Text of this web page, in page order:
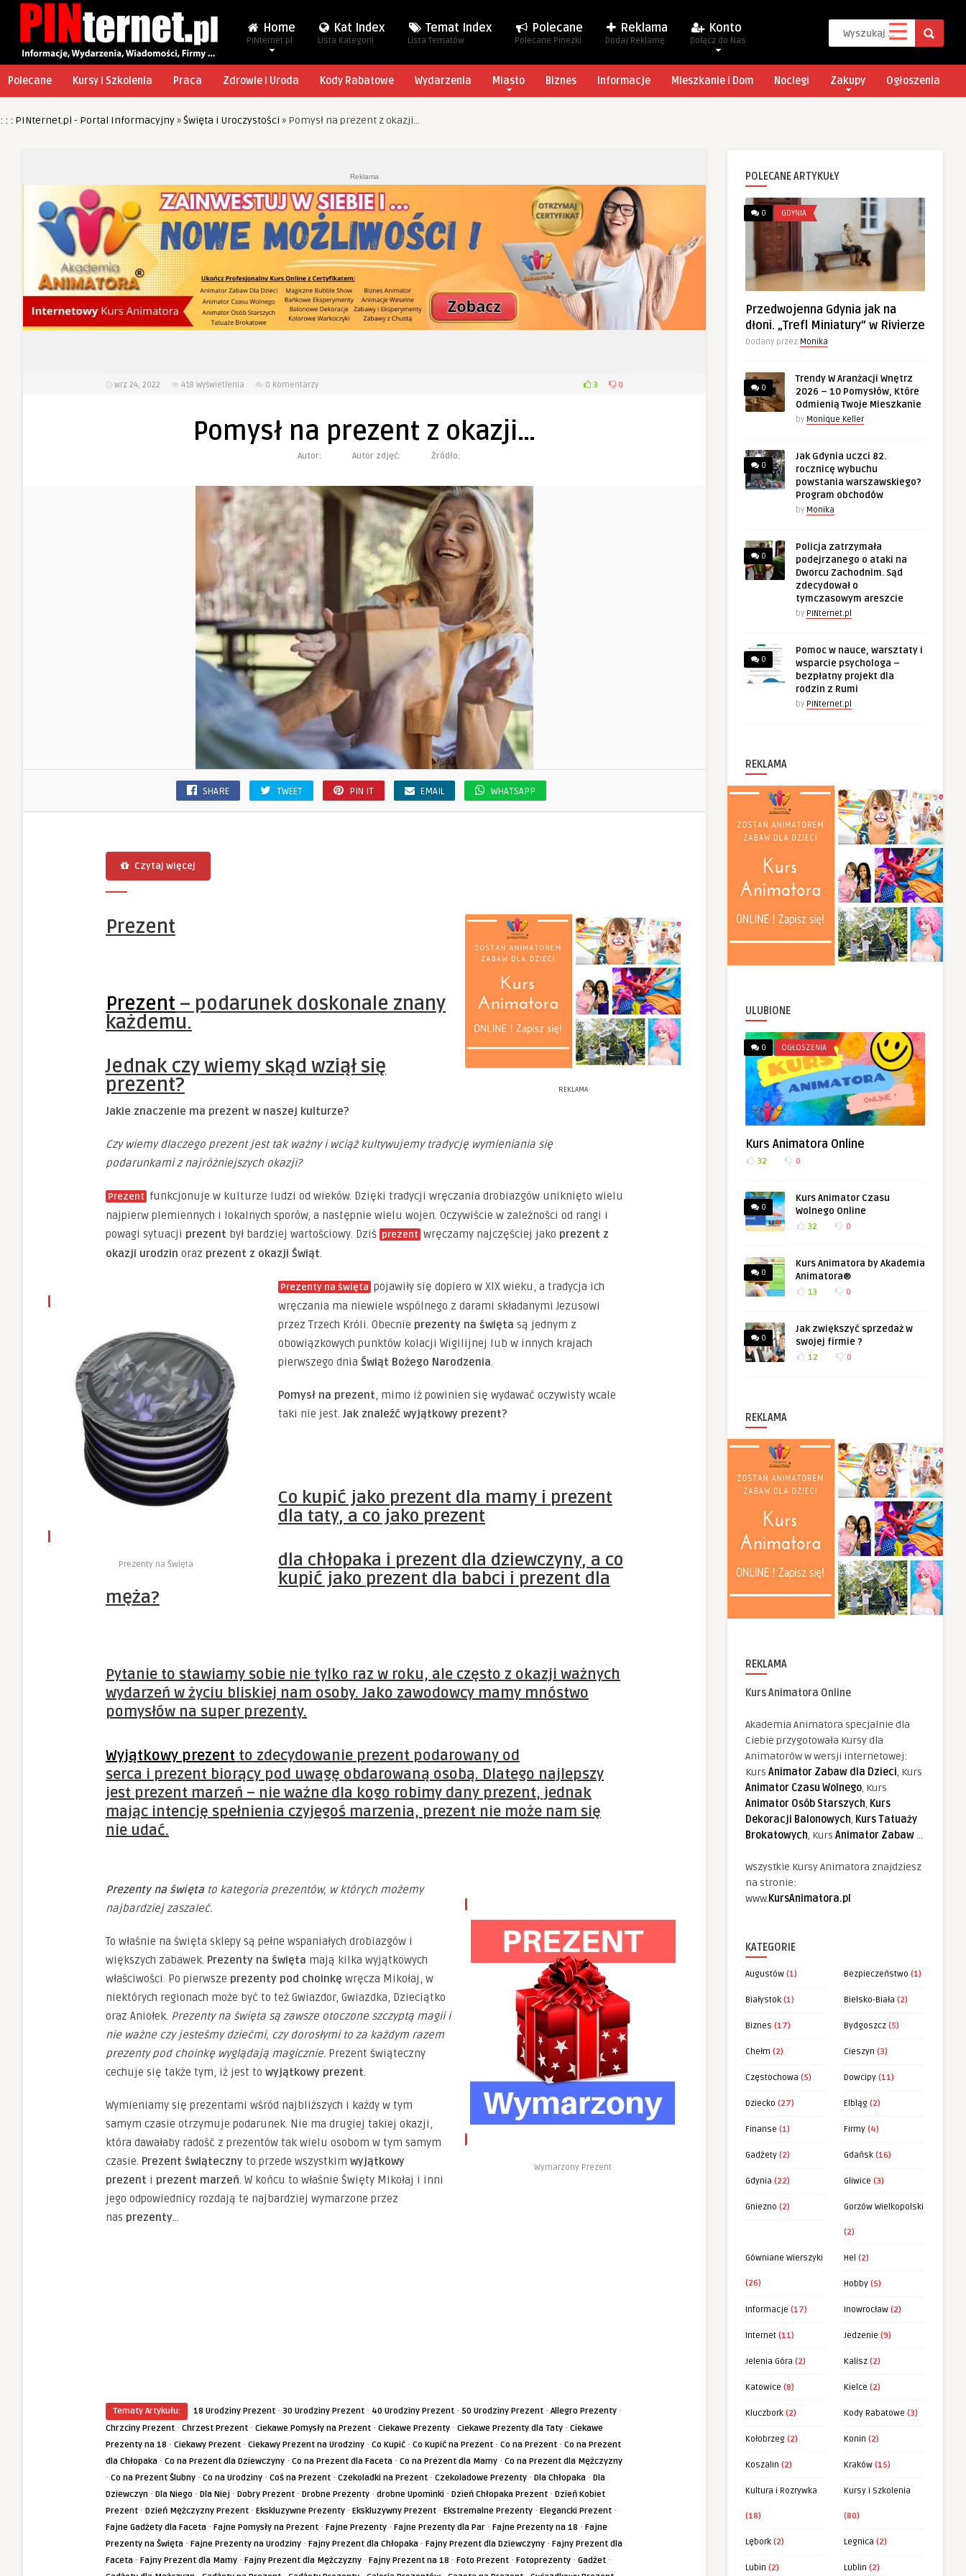
Home
PINternet.pl
Kat Index
Lista Kategorii
Temat Index
Lista Tematów
Polecane
Polecane Pinezki
Reklama
Dodaj Reklamę
Konto
Dołącz do Nas
Polecane Kursy i Szkolenia Praca Zdrowie i Uroda Kody Rabatowe Wydarzenia Miasto Biznes Informacje Mieszkanie i Dom Noclegi Zakupy Ogłoszenia
: : : PINternet.pl - Portal Informacyjny»Święta i Uroczystości » Pomysł na prezent z okazji…
Reklama
wrz 24, 2022 418 Wyświetlenia 0 Komentarzy 3 0
Pomysł na prezent z okazji…
Autor: Autor zdjęć: Żródło:
SHARE TWEET PIN IT EMAIL WHATSAPP
Czytaj więcej
REKLAMA
Prezent
Prezent – podarunek doskonale znany
każdemu.
Jednak czy wiemy skąd wziął się
prezent?
Jakie znaczenie ma prezent w naszej kulturze?
Czy wiemy dlaczego prezent jest tak ważny i wciąż kultywujemy tradycję wymieniania się
podarunkami z najróżniejszych okazji?
Prezent funkcjonuje w kulturze ludzi od wieków. Dzięki tradycji wręczania drobiazgów uniknięto wielu
najpierw plemiennych i lokalnych sporów, a następnie wielu wojen. Oczywiście w zależności od rangi i
powagi sytuacji prezent był bardziej wartościowy. Dziś prezent wręczamy najczęściej jako prezent z
okazji urodzin oraz prezent z okazji Świąt.
Prezenty na Święta
Prezenty na święta pojawiły się dopiero w XIX wieku, a tradycja ich
wręczania ma niewiele wspólnego z darami składanymi Jezusowi
przez Trzech Króli. Obecnie prezenty na święta są jednym z
obowiązkowych punktów kolacji Wigilijnej lub w innych krajach
pierwszego dnia Świąt Bożego Narodzenia.
Pomysł na prezent, mimo iż powinien się wydawać oczywisty wcale
taki nie jest. Jak znaleźć wyjątkowy prezent?
Co kupić jako prezent dla mamy i prezent
dla taty, a co jako prezent
dla chłopaka i prezent dla dziewczyny, a co
kupić jako prezent dla babci i prezent dla
męża?
Pytanie to stawiamy sobie nie tylko raz w roku, ale często z okazji ważnych
wydarzeń w życiu bliskiej nam osoby. Jako zawodowcy mamy mnóstwo
pomysłów na super prezenty.
Wyjątkowy prezent to zdecydowanie prezent podarowany od
serca i prezent biorący pod uwagę obdarowaną osobą. Dlatego najlepszy
jest prezent marzeń – nie ważne dla kogo robimy dany prezent, jednak
mając intencję spełnienia czyjegoś marzenia, prezent nie może nam się
nie udać.
Wymarzony Prezent
Prezenty na święta to kategoria prezentów, w których możemy
najbardziej zaszaleć.
To właśnie na święta sklepy są pełne wspaniałych drobiazgów i
większych zabawek. Prezenty na święta mają kilka wyjątkowych
właściwości. Po pierwsze prezenty pod choinkę wręcza Mikołaj, w
niektórych regionach może być to też Gwiazdor, Gwiazdka, Dzieciątko
oraz Aniołek. Prezenty na święta są zawsze otoczone szczyptą magii i
nie ważne czy jesteśmy dziećmi, czy dorosłymi to za każdym razem
prezenty pod choinkę wyglądają magicznie. Prezent świąteczny
cechuje się także tym, iż jest to wyjątkowy prezent.
Wymieniamy się prezentami wśród najbliższych i każdy w tym
samym czasie otrzymuje podarunek. Nie ma drugiej takiej okazji,
która dawałaby radość z prezentów tak wielu osobom w tym samym
czasie. Prezent świąteczny to przede wszystkim wyjątkowy
prezent i prezent marzeń. W końcu to właśnie Święty Mikołaj i inni
jego odpowiednicy rozdają te najbardziej wymarzone przez
nas prezenty…
Tematy Artykułu: 18 Urodziny Prezent · 30 Urodziny Prezent · 40 Urodziny Prezent · 50 Urodziny Prezent · Allegro Prezenty ·
Chrzciny Prezent · Chrzest Prezent · Ciekawe Pomysły na Prezent · Ciekawe Prezenty · Ciekawe Prezenty dla Taty · Ciekawe
Prezenty na 18 · Ciekawy Prezent · Ciekawy Prezent na Urodziny · Co Kupić · Co Kupić na Prezent · Co na Prezent · Co na Prezent
dla Chłopaka · Co na Prezent dla Dziewczyny · Co na Prezent dla Faceta · Co na Prezent dla Mamy · Co na Prezent dla Mężczyzny
· Co na Prezent Ślubny · Co na Urodziny · Coś na Prezent · Czekoladki na Prezent · Czekoladowe Prezenty · Dla Chłopaka · Dla
Dziewczyn · Dla Niego · Dla Niej · Dobry Prezent · Drobne Prezenty · drobne Upominki · Dzień Chłopaka Prezent · Dzień Kobiet
Prezent · Dzień Mężczyzny Prezent · Ekskluzywne Prezenty · Ekskluzywny Prezent · Ekstremalne Prezenty · Elegancki Prezent ·
Fajne Gadżety dla Faceta · Fajne Pomysły na Prezent · Fajne Prezenty · Fajne Prezenty dla Par · Fajne Prezenty na 18 · Fajne
Prezenty na Święta · Fajne Prezenty na Urodziny · Fajny Prezent dla Chłopaka · Fajny Prezent dla Dziewczyny · Fajny Prezent dla
Faceta · Fajny Prezent dla Mamy · Fajny Prezent dla Mężczyzny · Fajny Prezent na 18 · Foto Prezent · Fotoprezenty · Gadżet ·
POLECANE ARTYKUŁY
0 GDYNIA
Przedwojenna Gdynia jak na
dłoni. „Trefl Miniatury” w Rivierze
Dodany przez Monika
0
Trendy W Aranżacji Wnętrz
2026 – 10 Pomysłów, Które
Odmienią Twoje Mieszkanie
by Monique Keller
0
Jak Gdynia uczci 82.
rocznicę wybuchu
powstania warszawskiego?
Program obchodów
by Monika
0
Policja zatrzymała
podejrzanego o ataki na
Dworcu Zachodnim. Sąd
zdecydował o
tymczasowym areszcie
by PINternet.pl
0
Pomoc w nauce, warsztaty i
wsparcie psychologa –
bezpłatny projekt dla
rodzin z Rumi
by PINternet.pl
REKLAMA
ULUBIONE
0 OGŁOSZENIA
Kurs Animatora Online
32 0
0
Kurs Animator Czasu
Wolnego Online
32 0
0
Kurs Animatora by Akademia
Animatora®
13 0
0
Jak zwiększyć sprzedaż w
swojej firmie ?
12 0
REKLAMA
REKLAMA
Kurs Animatora Online
Akademia Animatora specjalnie dla
Ciebie przygotowała Kursy dla
Animatorów w wersji internetowej:
Kurs Animator Zabaw dla Dzieci, Kurs
Animator Czasu Wolnego, Kurs
Animator Osób Starszych, Kurs
Dekoracji Balonowych, Kurs Tatuaży
Brokatowych, Kurs Animator Zabaw...
Wszystkie Kursy Animatora znajdziesz
na stronie:
www.KursAnimatora.pl
KATEGORIE
Augustów (1) Bezpieczeństwo (1)
Białystok (1) Bielsko-Biała (2)
Biznes (17) Bydgoszcz (5)
Chełm (2) Cieszyn (3)
Częstochowa (5) Dowcipy (11)
Dziecko (27) Elbląg (2)
Finanse (1) Firmy (4)
Gadżety (2) Gdańsk (16)
Gdynia (22) Gliwice (3)
Gniezno (2) Gorzów Wielkopolski
(2)
Gówniane Wierszyki
(26)
Hel (2)
Hobby (5)
Informacje (17) Inowrocław (2)
Internet (11) Jedzenie (9)
Jelenia Góra (2) Kalisz (2)
Katowice (8) Kielce (2)
Kluczbork (2) Kody Rabatowe (3)
Kołobrzeg (2) Konin (2)
Koszalin (2) Kraków (15)
Kultura i Rozrywka
(18)
Kursy i Szkolenia
(80)
Lębork (2) Legnica (2)
Lubin (2) Lublin (2)